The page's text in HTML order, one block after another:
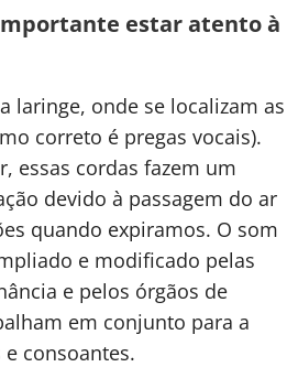
estar atento à
laringe, onde se localizam as
correto é pregas vocais).
essas cordas fazem um
devido à passagem do ar
quando expiramos. O som
e modificado pelas
e pelos órgãos de
em conjunto para a
consoantes.